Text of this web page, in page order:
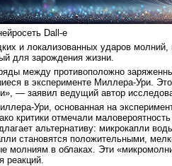
Dall-e
и локализованных ударов
для зарождения жизни.
между противоположно
в эксперименте Миллера-Ури.
— заявил ведущий автор
Ури, основанная на
критики отмечали
альтернативу: микрокапли
становятся положительными,
молниям в облаках. Эти
реакций.